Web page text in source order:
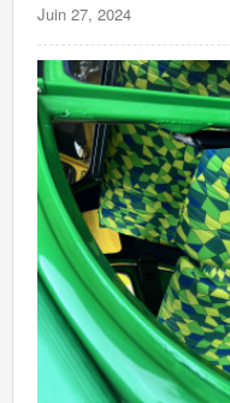
Juin 27, 2024